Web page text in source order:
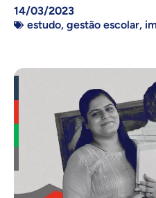
14/03/2023
estudo, gestão escolar,